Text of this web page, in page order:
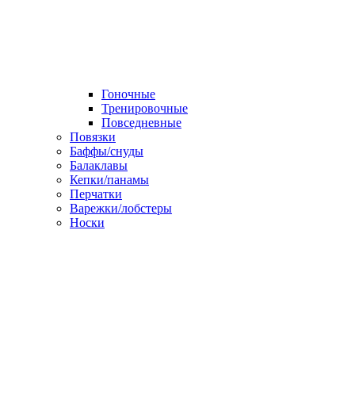
Гоночные
Тренировочные
Повседневные
Повязки
Баффы/снуды
Балаклавы
Кепки/панамы
Перчатки
Варежки/лобстеры
Носки